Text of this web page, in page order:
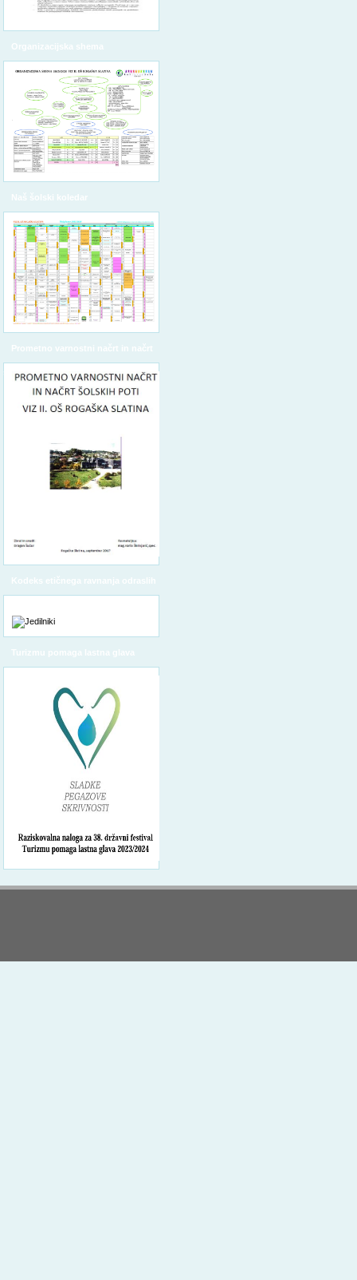
Organizacijska shema
Naš šolski koledar
Prometno varnostni načrt in načrt
šolskih poti
Kodeks etičnega ravnanja odraslih
Turizmu pomaga lastna glava